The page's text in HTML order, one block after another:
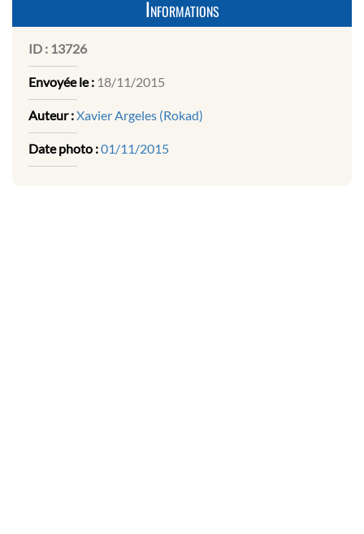
Informations
ID : 13726
Envoyée le : 18/11/2015
Auteur :Xavier Argeles (Rokad)
Date photo :01/11/2015